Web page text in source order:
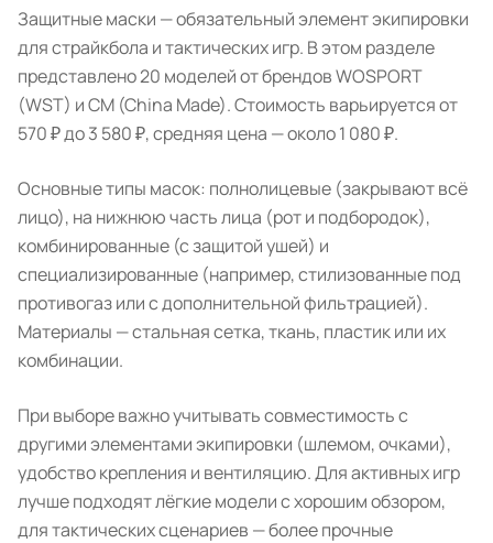
Защитные маски — обязательный элемент экипировки
для страйкбола и тактических игр. В этом разделе
представлено 20 моделей от брендов WOSPORT
(WST) и CM (China Made). Стоимость варьируется от
570 ₽ до 3 580 ₽, средняя цена — около 1 080 ₽.
Основные типы масок: полнолицевые (закрывают всё
лицо), на нижнюю часть лица (рот и подбородок),
комбинированные (с защитой ушей) и
специализированные (например, стилизованные под
противогаз или с дополнительной фильтрацией).
Материалы — стальная сетка, ткань, пластик или их
комбинации.
При выборе важно учитывать совместимость с
другими элементами экипировки (шлемом, очками),
удобство крепления и вентиляцию. Для активных игр
лучше подходят лёгкие модели с хорошим обзором,
для тактических сценариев — более прочные